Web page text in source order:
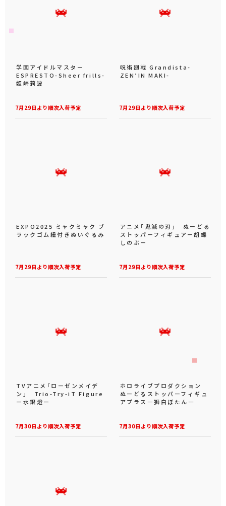
7月29日より順次入荷予定
学園アイドルマスター
ESPRESTO-Sheer frills-
姫崎莉波
7月29日より順次入荷予定
呪術廻戦 Grandista-
ZEN’IN MAKI-
7月29日より順次入荷予定
EXPO2025 ミャクミャク ブ
ラックゴム紐付きぬいぐるみ
7月29日より順次入荷予定
アニメ「鬼滅の刃」 ぬーどる
ストッパーフィギュアー胡蝶
しのぶー
7月30日より順次入荷予定
TVアニメ「ローゼンメイデ
ン」 Trio-Try-iT Figure
ー水銀燈ー
7月30日より順次入荷予定
ホロライブプロダクション
ぬーどるストッパーフィギュ
アプラス―獅白ぼたん―